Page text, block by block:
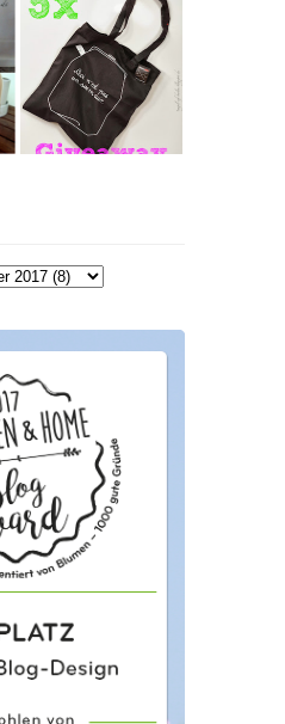
[gives away]
Limitierte
Tote-Bag
Edition von
Esther
Perbandt